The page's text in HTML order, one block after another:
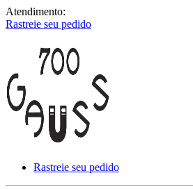
Atendimento:
Rastreie seu pedido
Rastreie seu pedido